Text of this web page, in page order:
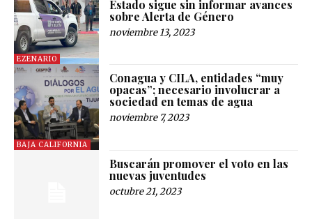
EZENARIO
Estado sigue sin informar avances
sobre Alerta de Género
noviembre 13, 2023
BAJA CALIFORNIA
Conagua y CILA, entidades “muy
opacas”; necesario involucrar a
sociedad en temas de agua
noviembre 7, 2023
Buscarán promover el voto en las
nuevas juventudes
octubre 21, 2023